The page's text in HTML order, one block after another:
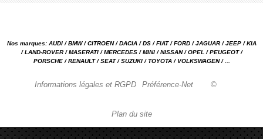
Nos marques: AUDI / BMW / CITROEN / DACIA / DS / FIAT / FORD / JAGUAR / JEEP / KIA
/ LAND-ROVER / MASERATI / MERCEDES / MINI / NISSAN / OPEL / PEUGEOT /
PORSCHE / RENAULT / SEAT / SUZUKI / TOYOTA / VOLKSWAGEN / ...
Informations légales et RGPD Préférence-Net ©
Plan du site